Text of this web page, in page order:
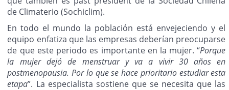
de Climaterio (Sochiclim).
En todo el mundo la población está envejeciendo y el
equipo enfatiza que las empresas deberían preocuparse
de que este periodo es importante en la mujer. “Porque
la mujer dejó de menstruar y va a vivir 30 años en
postmenopausia. Por lo que se hace prioritario estudiar esta
etapa”. La especialista sostiene que se necesita que las